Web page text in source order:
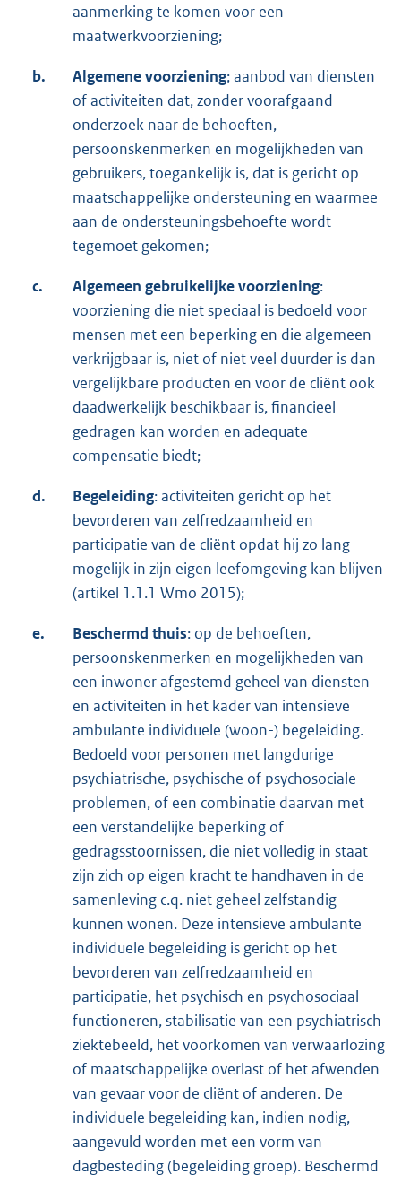
aanmerking te komen voor een
maatwerkvoorziening;
b. Algemene voorziening; aanbod van diensten
of activiteiten dat, zonder voorafgaand
onderzoek naar de behoeften,
persoonskenmerken en mogelijkheden van
gebruikers, toegankelijk is, dat is gericht op
maatschappelijke ondersteuning en waarmee
aan de ondersteuningsbehoefte wordt
tegemoet gekomen;
c. Algemeen gebruikelijke voorziening:
voorziening die niet speciaal is bedoeld voor
mensen met een beperking en die algemeen
verkrijgbaar is, niet of niet veel duurder is dan
vergelijkbare producten en voor de cliënt ook
daadwerkelijk beschikbaar is, financieel
gedragen kan worden en adequate
compensatie biedt;
d. Begeleiding: activiteiten gericht op het
bevorderen van zelfredzaamheid en
participatie van de cliënt opdat hij zo lang
mogelijk in zijn eigen leefomgeving kan blijven
(artikel 1.1.1 Wmo 2015);
e. Beschermd thuis: op de behoeften,
persoonskenmerken en mogelijkheden van
een inwoner afgestemd geheel van diensten
en activiteiten in het kader van intensieve
ambulante individuele (woon-) begeleiding.
Bedoeld voor personen met langdurige
psychiatrische, psychische of psychosociale
problemen, of een combinatie daarvan met
een verstandelijke beperking of
gedragsstoornissen, die niet volledig in staat
zijn zich op eigen kracht te handhaven in de
samenleving c.q. niet geheel zelfstandig
kunnen wonen. Deze intensieve ambulante
individuele begeleiding is gericht op het
bevorderen van zelfredzaamheid en
participatie, het psychisch en psychosociaal
functioneren, stabilisatie van een psychiatrisch
ziektebeeld, het voorkomen van verwaarlozing
of maatschappelijke overlast of het afwenden
van gevaar voor de cliënt of anderen. De
individuele begeleiding kan, indien nodig,
aangevuld worden met een vorm van
dagbesteding (begeleiding groep). Beschermd